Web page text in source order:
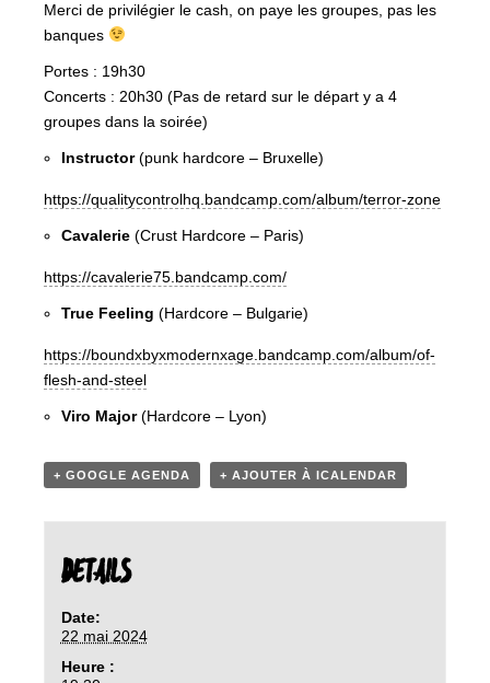
Merci de privilégier le cash, on paye les groupes, pas les
banques
Portes : 19h30
Concerts : 20h30 (Pas de retard sur le départ y a 4
groupes dans la soirée)
Instructor(punk hardcore – Bruxelle)
https://qualitycontrolhq.bandcamp.com/album/terror-zone
Cavalerie (Crust Hardcore – Paris)
https://cavalerie75.bandcamp.com/
True Feeling (Hardcore – Bulgarie)
https://boundxbyxmodernxage.bandcamp.com/album/of-
flesh-and-steel
Viro Major(Hardcore – Lyon)
+ GOOGLE AGENDA + AJOUTER À ICALENDAR
DETAILS
Date:
22 mai 2024
Heure :